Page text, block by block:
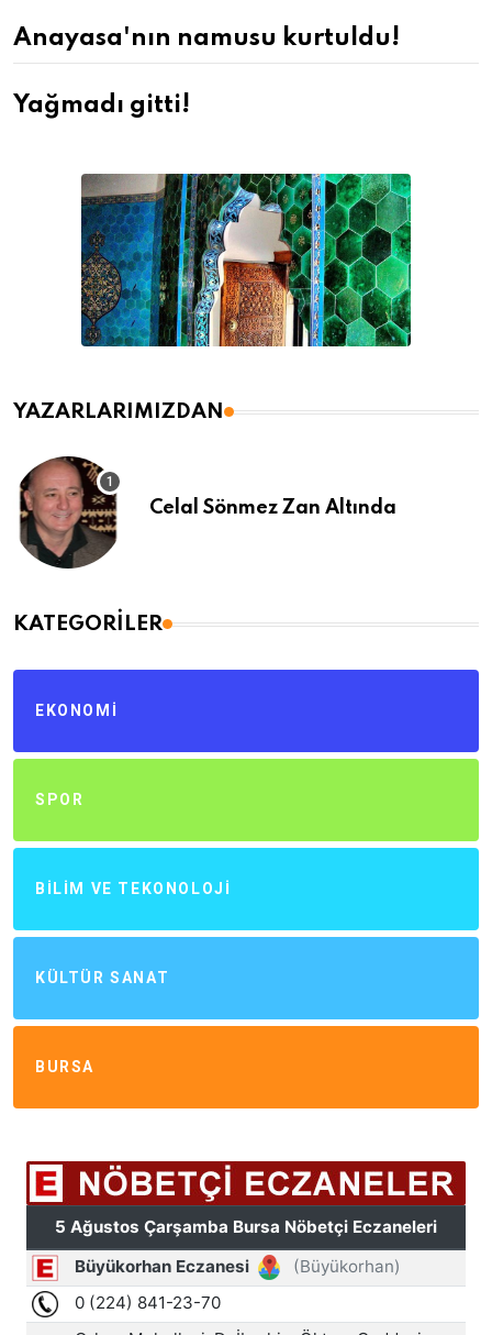
Anayasa'nın namusu kurtuldu!
Yağmadı gitti!
YAZARLARIMIZDAN
Celal Sönmez Zan Altında
KATEGORILER
EKONOMI
SPOR
BILIM VE TEKONOLOJI
KÜLTÜR SANAT
BURSA